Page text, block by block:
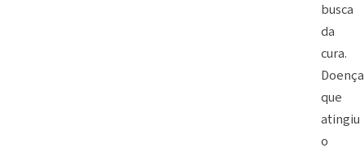
busca
da
cura.
Doença
que
atingiu
o